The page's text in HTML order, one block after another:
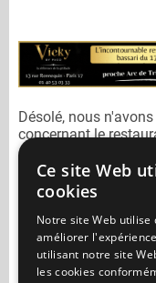
Désolé, nous
concernant le
Vous pouvez joindre
85 17
N'oubliez pas de
Ness Deli'squ'il n'est
Pour consulter un
Ce site Web
cookies
Notre site Web utilise
améliorer
utilisant notre site
les cookies